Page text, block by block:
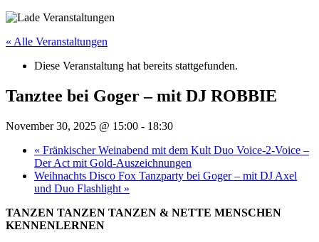
« Alle Veranstaltungen
Diese Veranstaltung hat bereits stattgefunden.
Tanztee bei Goger – mit DJ ROBBIE
November 30, 2025 @ 15:00 - 18:30
« Fränkischer Weinabend mit dem Kult Duo Voice-2-Voice –
Der Act mit Gold-Auszeichnungen
Weihnachts Disco Fox Tanzparty bei Goger – mit DJ Axel
und Duo Flashlight »
TANZEN TANZEN TANZEN & NETTE MENSCHEN
KENNENLERNEN